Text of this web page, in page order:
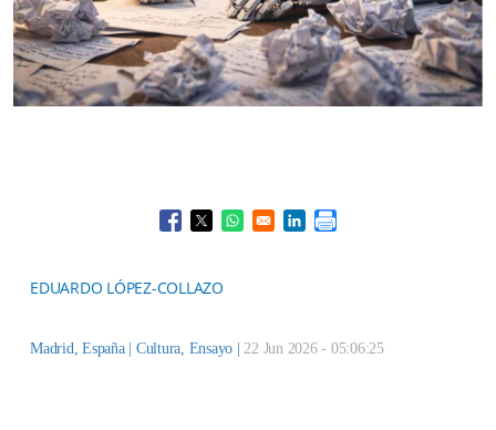
Opens in a new window
Opens in a new window
Opens in a new window
Opens in a new window
EDUARDO LÓPEZ-COLLAZO
Cultura Ensayo 22 Jun 2026 - 05:06:25